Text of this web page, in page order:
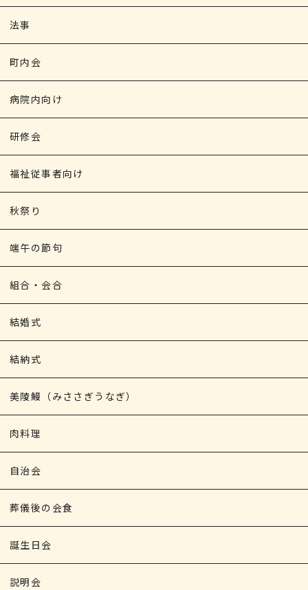
法事
町内会
病院内向け
研修会
福祉従事者向け
秋祭り
端午の節句
組合・会合
結婚式
結納式
美陵鰻（みささぎうなぎ）
肉料理
自治会
葬儀後の会食
誕生日会
説明会